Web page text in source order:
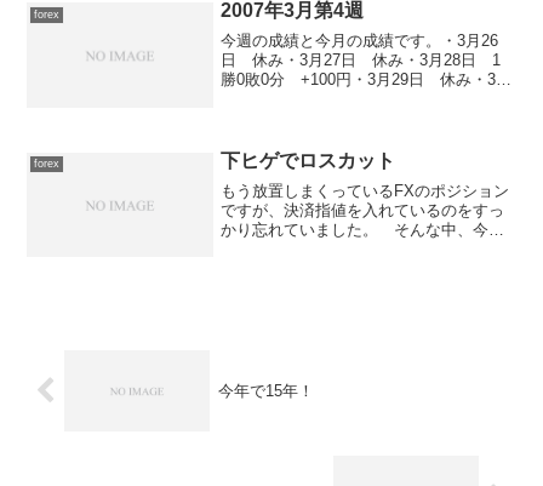
forex 2007年3月第4週
今週の成績と今月の成績です。・3月26
日 休み・3月27日 休み・3月28日 1
勝0敗0分 +100円・3月29日 休み・3月
forex 下ヒゲでロスカット
もう放置しまくっているFXのポジション
ですが、決済指値を入れているのをすっ
かり忘れていました。 そんな中、今日
今年で15年！